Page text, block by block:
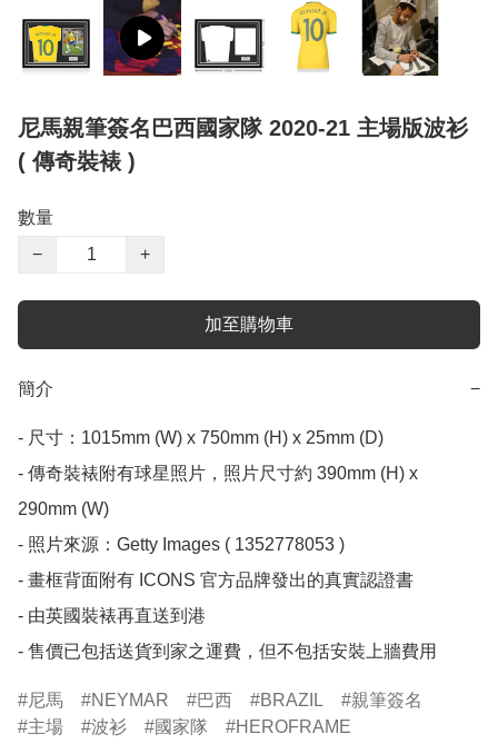
尼馬親筆簽名巴西國家隊 2020-21 主場版波衫
( 傳奇裝裱 )
數量
−
+
加至購物車
簡介 −
- 尺寸：1015mm (W) x 750mm (H) x 25mm (D)
- 傳奇裝裱附有球星照片，照片尺寸約 390mm (H) x
290mm (W)
- 照片來源：Getty Images ( 1352778053 )
- 畫框背面附有 ICONS 官方品牌發出的真實認證書
- 由英國裝裱再直送到港
- 售價已包括送貨到家之運費，但不包括安裝上牆費用
尼馬 NEYMAR 巴西 BRAZIL
親筆簽名
主場
波衫 國家隊 HEROFRAME